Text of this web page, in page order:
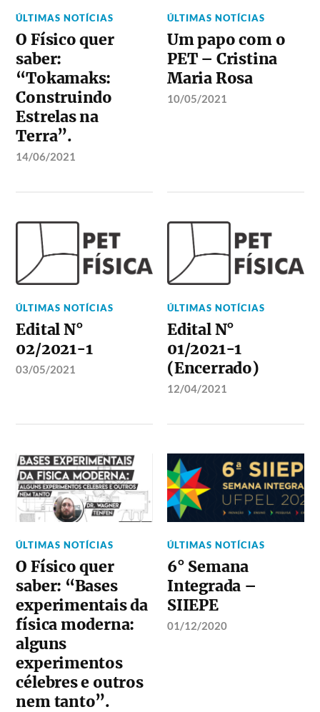
ÚLTIMAS NOTÍCIAS
O Físico quer
saber:
“Tokamaks:
Construindo
Estrelas na
Terra”.
14/06/2021
ÚLTIMAS NOTÍCIAS
Um papo com o
PET – Cristina
Maria Rosa
10/05/2021
ÚLTIMAS NOTÍCIAS
Edital N°
02/2021-1
03/05/2021
ÚLTIMAS NOTÍCIAS
Edital N°
01/2021-1
(Encerrado)
12/04/2021
ÚLTIMAS NOTÍCIAS
O Físico quer
saber: “Bases
experimentais da
física moderna:
alguns
experimentos
célebres e outros
nem tanto”.
ÚLTIMAS NOTÍCIAS
6° Semana
Integrada –
SIIEPE
01/12/2020